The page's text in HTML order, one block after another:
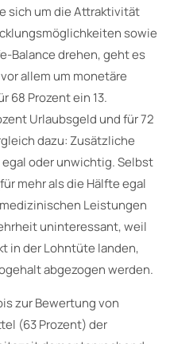
sich um die Attraktivität
sowie
Balance drehen, geht es
allem um monetäre
68 Prozent ein 13.
Urlaubsgeld und für 72
dazu: Zusätzliche
oder unwichtig. Selbst
mehr als die Hälfte egal
Leistungen
uninteressant, weil
in der Lohntüte landen,
abgezogen werden.
zur Bewertung von
(63 Prozent) der